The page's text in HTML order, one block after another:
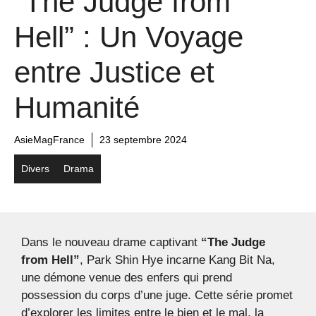
Hell” : Un Voyage
entre Justice et
Humanité
AsieMagFrance 23 septembre 2024
Divers Drama
Dans le nouveau drame captivant “The Judge
from Hell”, Park Shin Hye incarne Kang Bit Na,
une démone venue des enfers qui prend
possession du corps d’une juge. Cette série promet
d’explorer les limites entre le bien et le mal, la